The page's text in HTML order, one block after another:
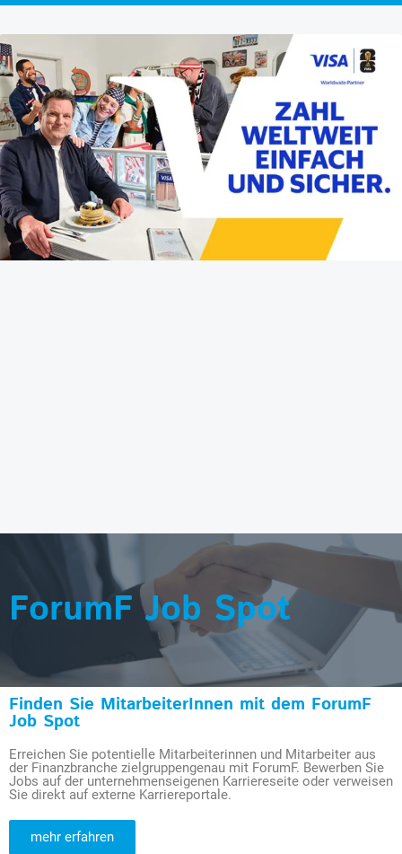
ForumF Job Spot
Finden Sie MitarbeiterInnen mit dem ForumF
Job Spot
Erreichen Sie potentielle Mitarbeiterinnen und Mitarbeiter aus
der Finanzbranche zielgruppengenau mit ForumF. Bewerben Sie
Jobs auf der unternehmenseigenen Karriereseite oder verweisen
Sie direkt auf externe Karriereportale.
mehr erfahren